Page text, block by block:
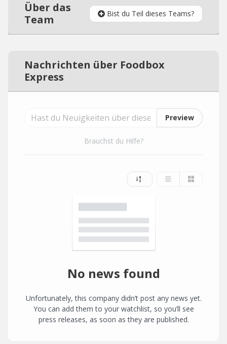
Über das
Team
Bist du Teil dieses Teams?
Nachrichten über Foodbox
Express
Preview
Brauchst du Hilfe?
No news found
Unfortunately, this company didn’t post any news yet.
You can add them to your watchlist, so you’ll see
press releases, as soon as they are published.